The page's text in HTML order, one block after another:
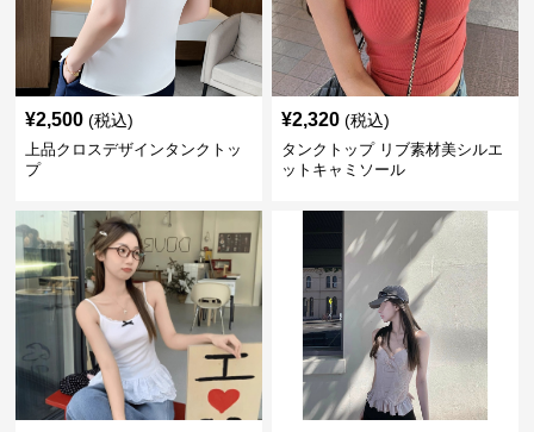
¥2,500 (税込)
上品クロスデザインタンクトッ
プ
¥2,320 (税込)
タンクトップ リブ素材美シルエ
ットキャミソール